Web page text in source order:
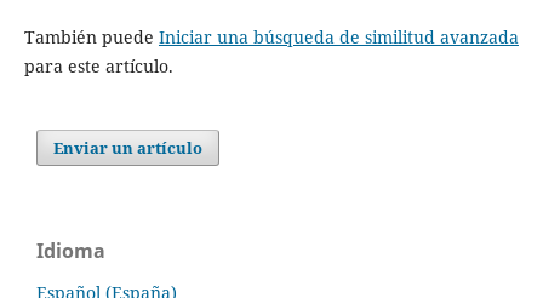
También puede Iniciar una búsqueda de similitud avanzada
para este artículo.
Enviar un artículo
Idioma
Español (España)